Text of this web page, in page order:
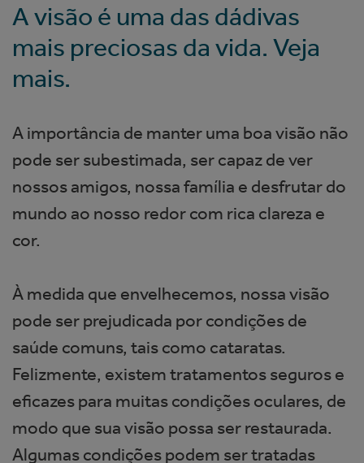
A visão é uma das dádivas
mais preciosas da vida. Veja
mais.
A importância de manter uma boa visão não
pode ser subestimada, ser capaz de ver
nossos amigos, nossa família e desfrutar do
mundo ao nosso redor com rica clareza e
cor.
À medida que envelhecemos, nossa visão
pode ser prejudicada por condições de
saúde comuns, tais como cataratas.
Felizmente, existem tratamentos seguros e
eficazes para muitas condições oculares, de
modo que sua visão possa ser restaurada.
Algumas condições podem ser tratadas